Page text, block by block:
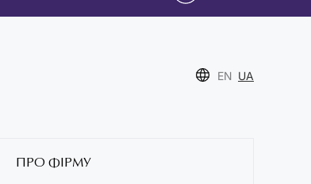
EN UA
ПРО ФІРМУ